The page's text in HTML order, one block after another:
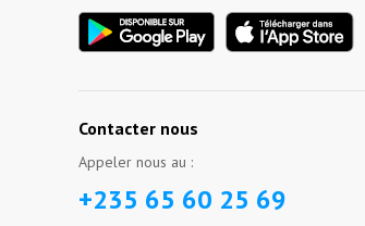
Contacter nous
Appeler nous au :
+235 65 60 25 69